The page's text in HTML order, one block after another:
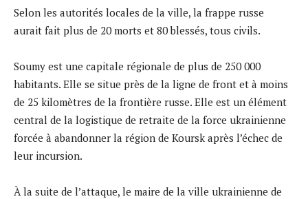
Selon les autorités locales de la ville, la frappe russe
aurait fait plus de 20 morts et 80 blessés, tous civils.
Soumy est une capitale régionale de plus de 250 000
habitants. Elle se situe près de la ligne de front et à moins
de 25 kilomètres de la frontière russe. Elle est un élément
central de la logistique de retraite de la force ukrainienne
forcée à abandonner la région de Koursk après l’échec de
leur incursion.
À la suite de l’attaque, le maire de la ville ukrainienne de